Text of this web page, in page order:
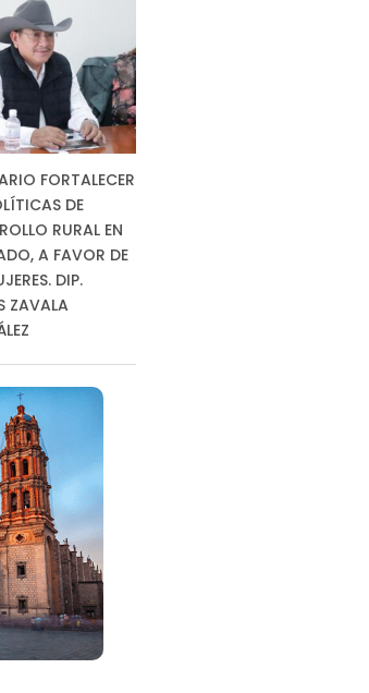
FORTALECER
DE
RURAL EN
A FAVOR DE
DIP.
ZAVALA